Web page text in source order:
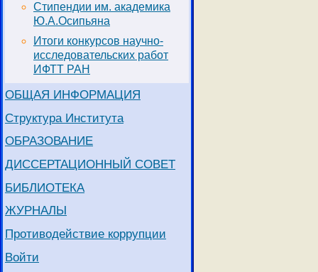
Стипендии им. академика
Ю.А.Осипьяна
Итоги конкурсов научно-
исследовательских работ
ИФТТ РАН
ОБЩАЯ ИНФОРМАЦИЯ
Структура Института
ОБРАЗОВАНИЕ
ДИССЕРТАЦИОННЫЙ СОВЕТ
БИБЛИОТЕКА
ЖУРНАЛЫ
Противодействие коррупции
Войти